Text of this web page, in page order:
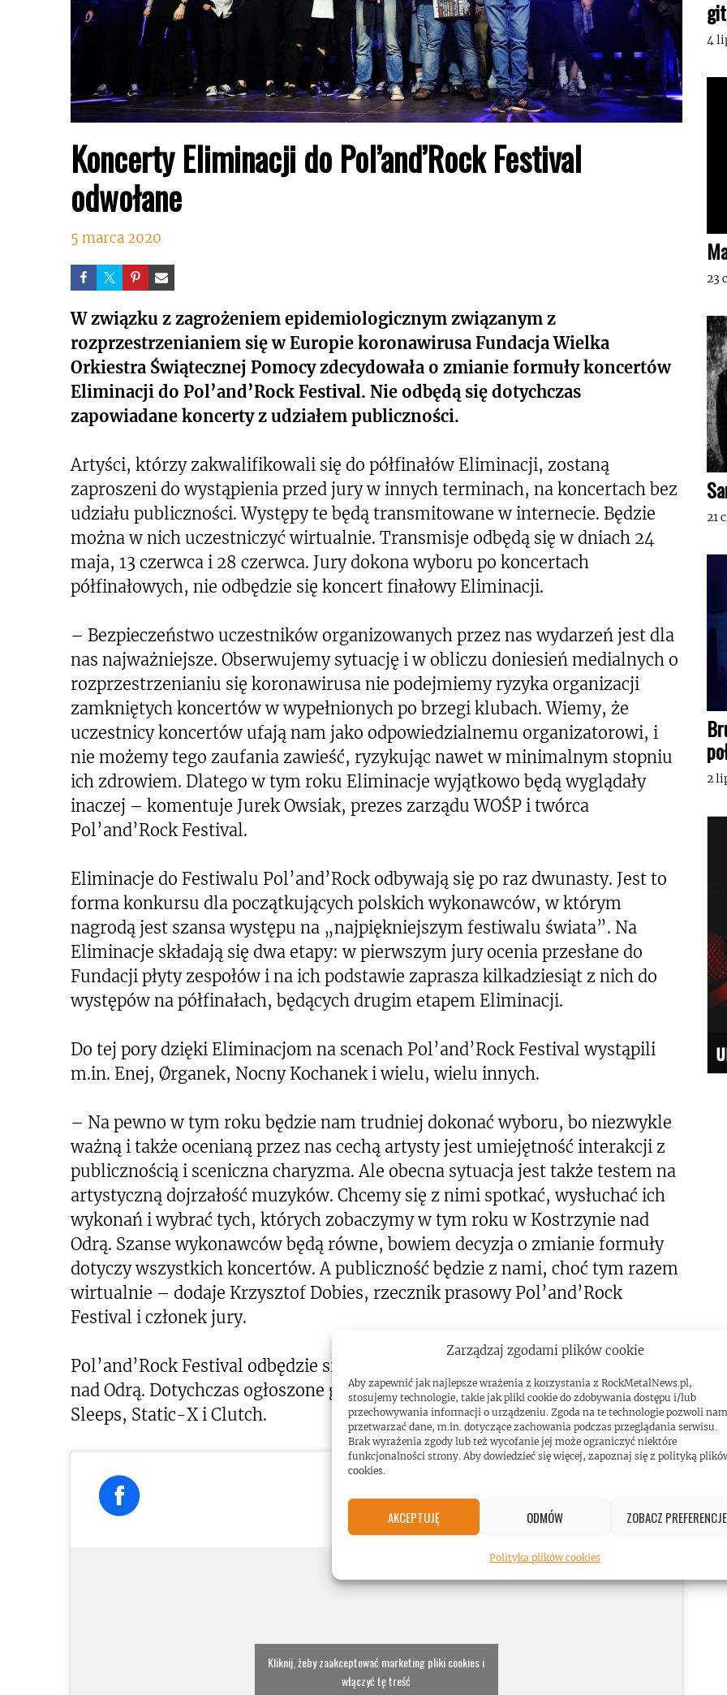
Zarządzaj zgodami plików cookie
Aby zapewnić jak najlepsze wrażenia z korzystania z RockMetalNews.pl,
stosujemy technologie, takie jak pliki cookie do zdobywania dostępu i/lub
przechowywania informacji o urządzeniu. Zgoda na te technologie pozwoli nam
przetwarzać dane, m.in. dotyczące zachowania podczas przeglądania serwisu.
Brak wyrażenia zgody lub też wycofanie jej może ograniczyć niektóre
funkcjonalności strony. Aby dowiedzieć się więcej, zapoznaj się z polityką
cookies.
AKCEPTUJĘ ODMÓW ZOBACZ PREFERENCJE
Polityka plików cookies
Koncerty Eliminacji do Pol’and’Rock Festival
odwołane
5 marca 2020
W związku z zagrożeniem epidemiologicznym związanym z
rozprzestrzenianiem się w Europie koronawirusa Fundacja Wielka
Orkiestra Świątecznej Pomocy zdecydowała o zmianie formuły koncertów
Eliminacji do Pol’and’Rock Festival. Nie odbędą się dotychczas
zapowiadane koncerty z udziałem publiczności.
Artyści, którzy zakwalifikowali się do półfinałów Eliminacji, zostaną
zaproszeni do wystąpienia przed jury w innych terminach, na koncertach bez
udziału publiczności. Występy te będą transmitowane w internecie. Będzie
można w nich uczestniczyć wirtualnie. Transmisje odbędą się w dniach 24
maja, 13 czerwca i 28 czerwca. Jury dokona wyboru po koncertach
półfinałowych, nie odbędzie się koncert finałowy Eliminacji.
– Bezpieczeństwo uczestników organizowanych przez nas wydarzeń jest dla
nas najważniejsze. Obserwujemy sytuację i w obliczu doniesień medialnych o
rozprzestrzenianiu się koronawirusa nie podejmiemy ryzyka organizacji
zamkniętych koncertów w wypełnionych po brzegi klubach. Wiemy, że
uczestnicy koncertów ufają nam jako odpowiedzialnemu organizatorowi, i
nie możemy tego zaufania zawieść, ryzykując nawet w minimalnym stopniu
ich zdrowiem. Dlatego w tym roku Eliminacje wyjątkowo będą wyglądały
inaczej – komentuje Jurek Owsiak, prezes zarządu WOŚP i twórca
Pol’and’Rock Festival.
Eliminacje do Festiwalu Pol’and’Rock odbywają się po raz dwunasty. Jest to
forma konkursu dla początkujących polskich wykonawców, w którym
nagrodą jest szansa występu na „najpiękniejszym festiwalu świata”. Na
Eliminacje składają się dwa etapy: w pierwszym jury ocenia przesłane do
Fundacji płyty zespołów i na ich podstawie zaprasza kilkadziesiąt z nich do
występów na półfinałach, będących drugim etapem Eliminacji.
Do tej pory dzięki Eliminacjom na scenach Pol’and’Rock Festival wystąpili
m.in. Enej, Ørganek, Nocny Kochanek i wielu, wielu innych.
– Na pewno w tym roku będzie nam trudniej dokonać wyboru, bo niezwykle
ważną i także ocenianą przez nas cechą artysty jest umiejętność interakcji z
publicznością i sceniczna charyzma. Ale obecna sytuacja jest także testem na
artystyczną dojrzałość muzyków. Chcemy się z nimi spotkać, wysłuchać ich
wykonań i wybrać tych, których zobaczymy w tym roku w Kostrzynie nad
Odrą. Szanse wykonawców będą równe, bowiem decyzja o zmianie formuły
dotyczy wszystkich koncertów. A publiczność będzie z nami, choć tym razem
wirtualnie – dodaje Krzysztof Dobies, rzecznik prasowy Pol’and’Rock
Festival i członek jury.
Pol’and’Rock Festival odbędzie się między 30 lipca a 1 sierpnia w Kostrzynie
nad Odrą. Dotychczas ogłoszone gwiazdy imprezy to m.in. Jinjer, While She
Sleeps, Static-X i Clutch.
Kliknij, żeby zaakceptować marketing pliki cookies i
włączyć tę treść
4
23
21
2